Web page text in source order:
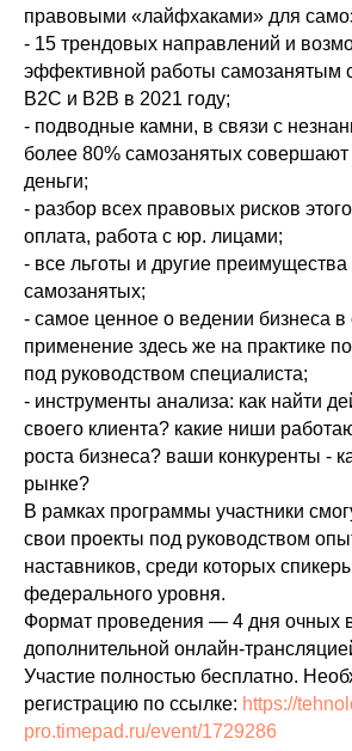
правовыми «лайфхаками» для
- 15 трендовых направлений и
эффективной работы самозанятым
В2С и В2В в 2021 году;
- подводные камни, в связи с
более 80% самозанятых
деньги;
- разбор всех правовых рисков
оплата, работа с юр. лицами;
- все льготы и другие
самозанятых;
- самое ценное о ведении бизнеса в
применение здесь же на практике
под руководством специалиста;
- инструменты анализа: как найти
своего клиента? какие ниши
роста бизнеса? ваши конкуренты -
рынке?
В рамках программы участники
свои проекты под руководством
наставников, среди которых
федерального уровня.
Формат проведения — 4 дня очных
дополнительной онлайн-
Участие полностью бесплатно.
регистрацию по ссылке: https://
pro.timepad.ru/event/1729286